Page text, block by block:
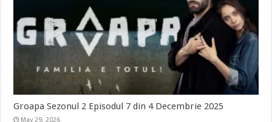
Groapa Sezonul 2 Episodul 7 din 4 Decembrie 2025
May 29, 2026